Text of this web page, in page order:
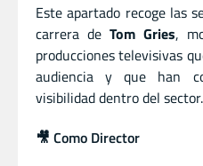
Este apartado recoge las
carrera de Tom Gries,
producciones televisivas
audiencia y que han
visibilidad dentro del sector.
🎥 Como Director